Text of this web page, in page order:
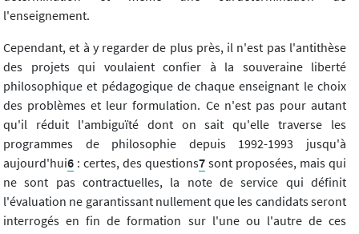
l'enseignement.
Cependant, et à y regarder de plus près, il n'est pas l'antithèse
des projets qui voulaient confier à la souveraine liberté
philosophique et pédagogique de chaque enseignant le choix
des problèmes et leur formulation. Ce n'est pas pour autant
qu'il réduit l'ambiguïté dont on sait qu'elle traverse les
programmes de philosophie depuis 1992-1993 jusqu'à
aujourd'hui6 : certes, des questions7 sont proposées, mais qui
ne sont pas contractuelles, la note de service qui définit
l'évaluation ne garantissant nullement que les candidats seront
interrogés en fin de formation sur l'une ou l'autre de ces